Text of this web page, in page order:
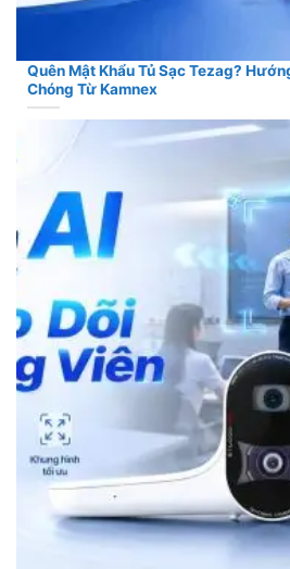
Quên Mật Khẩu Tủ Sạc Tezag?
Chóng Từ Kamnex